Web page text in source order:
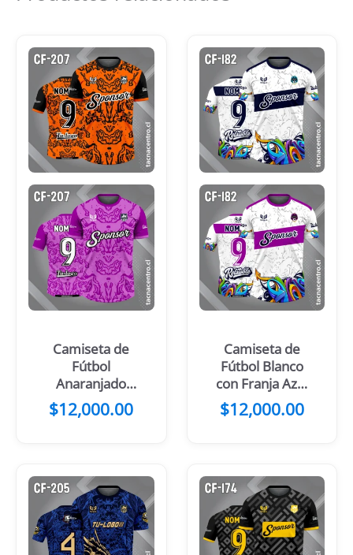
Camiseta de
Fútbol
Anaranjado
con Mangas y
Manchas
$12,000.00
Camiseta de
Fútbol Blanco
con Franja Azul
noche Cruzada
en el Pecho
$12,000.00